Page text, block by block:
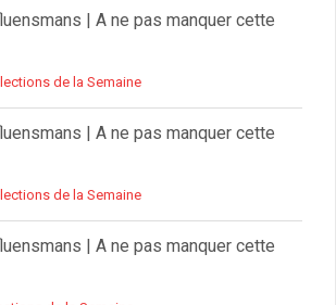
| A ne pas manquer cette
de la Semaine
| A ne pas manquer cette
de la Semaine
| A ne pas manquer cette